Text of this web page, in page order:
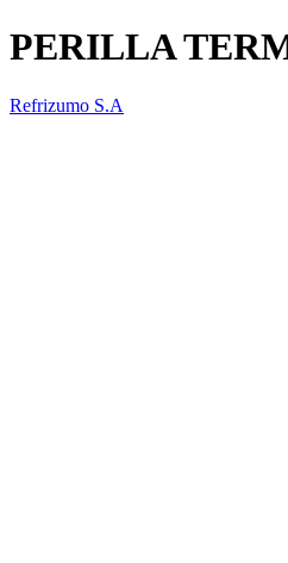
PERILLA
Refrizumo S.A